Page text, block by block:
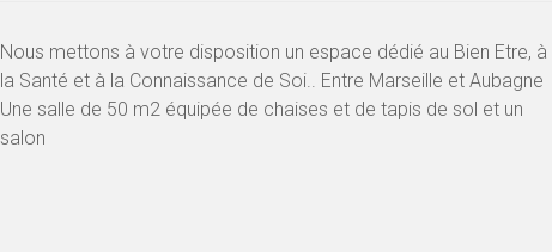
Nous mettons à votre disposition un espace dédié au Bien Etre, à
la Santé et à la Connaissance de Soi.. Entre Marseille et Aubagne
Une salle de 50 m2 équipée de chaises et de tapis de sol et un
salon